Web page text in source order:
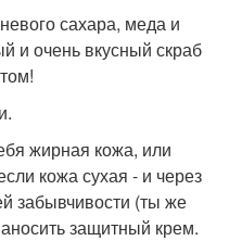
сахара, меда и
и очень вкусный скраб
жирная кожа, или
кожа сухая - и через
забывчивости (ты же
защитный крем.